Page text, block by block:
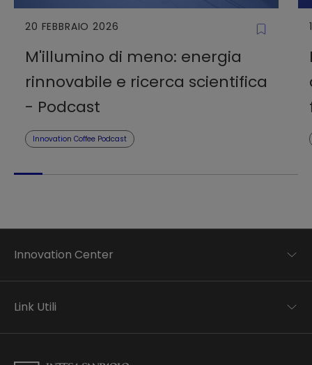
20 FEBBRAIO 2026
M'illumino di meno: energia
rinnovabile e ricerca scientifica
- Podcast
Innovation Coffee Podcast
Innovation Center
Applied research
Business transformation
Link Utili
Informativa Privacy